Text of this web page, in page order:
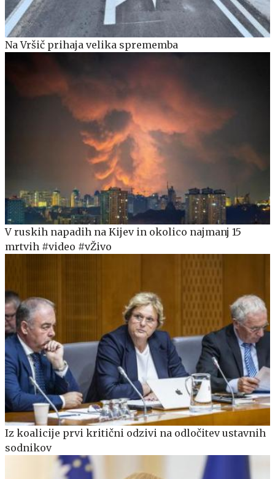
Na Vršič prihaja velika sprememba
V ruskih napadih na Kijev in okolico najmanj 15
mrtvih #video #vŽivo
Iz koalicije prvi kritični odzivi na odločitev ustavnih
sodnikov